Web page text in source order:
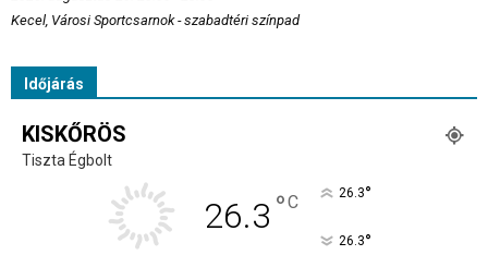
Kecel, Városi Sportcsarnok - szabadtéri színpad
Időjárás
KISKŐRÖS
Tiszta Égbolt
26.3 °C 26.3°
26.3°